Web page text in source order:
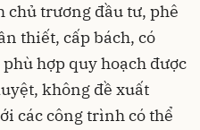
trương đầu tư, phê
thiết, cấp bách, có
hợp quy hoạch được
không đề xuất
các công trình có thể